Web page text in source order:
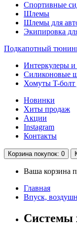
Спортивные
Шлемы
Шлемы для
Экипировка
Подкапотный
Интеркулеры
Силиконовые
Хомуты T-болт
Новинки
Хиты продаж
Акции
Instagram
Контакты
Корзина покупок: 0
Ваша корзина
Главная
Впуск,
Системы